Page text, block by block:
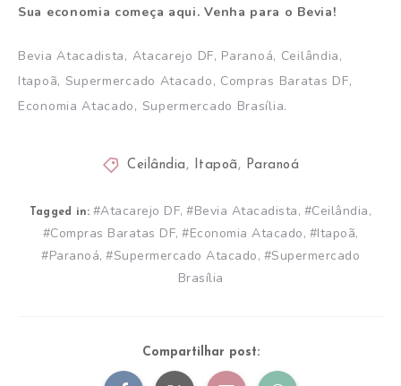
Sua economia começa aqui. Venha para o Bevia!
Bevia Atacadista, Atacarejo DF, Paranoá, Ceilândia,
Itapoã, Supermercado Atacado, Compras Baratas DF,
Economia Atacado, Supermercado Brasília.
Ceilândia, Itapoã, Paranoá
Tagged in: #Atacarejo DF,#Bevia Atacadista, #Ceilândia,
#Compras Baratas DF, #Economia Atacado, #Itapoã,
#Paranoá, #Supermercado Atacado, #Supermercado
Brasília
Compartilhar post: